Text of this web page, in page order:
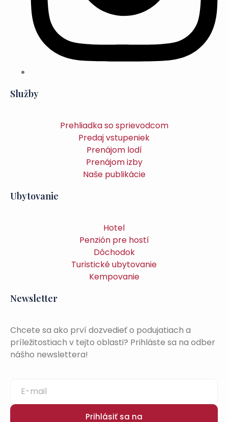
Služby
Prehliadka so sprievodcom
Predaj vstupeniek
Prenájom lodí
Prenájom izby
Naše publikácie
Ubytovanie
Hotel
Penzión pre hostí
Dôchodok
Turistické ubytovanie
Kempovanie
Newsletter
Chcete sa ako prví dozvedieť o podujatiach a
príležitostiach v tejto oblasti? Prihláste sa na odber
nášho newslettera!
Prihlásiť sa na